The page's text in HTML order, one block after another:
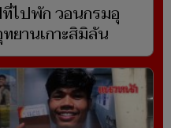
ที่ไปพัก วอนกรมอุ
ยานเกาะสิมิลัน